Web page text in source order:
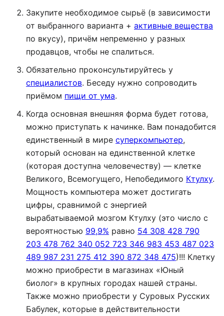
Закупите необходимое сырьё (в зависимости
от выбранного варианта + активные вещества
по вкусу), причём непременно у разных
продавцов, чтобы не спалиться.
Обязательно проконсультируйтесь у
специалистов. Беседу нужно сопроводить
приёмом пищи от ума.
Когда основная внешняя форма будет готова,
можно приступать к начинке. Вам понадобится
единственный в мире суперкомпьютер,
который основан на единственной клетке
(которая доступна человечеству) — клетке
Великого, Всемогущего, Непобедимого Ктулху.
Мощность компьютера может достигать
цифры, сравнимой с энергией
вырабатываемой мозгом Ктулху (это число с
вероятностью 99,9% равно 54 308 428 790
203 478 762 340 052 723 346 983 453 487 023
489 987 231 275 412 390 872 348 475)!!! Клетку
можно приобрести в магазинах «Юный
биолог» в крупных городах нашей страны.
Также можно приобрести у Суровых Русских
Бабулек, которые в действительности